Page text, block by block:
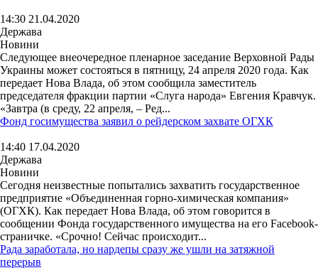
14:30 21.04.2020
Держава
Новини
Следующее внеочередное пленарное заседание Верховной Рады
Украины может состояться в пятницу, 24 апреля 2020 года. Как
передает Нова Влада, об этом сообщила заместитель
председателя фракции партии «Слуга народа» Евгения Кравчук.
«Завтра (в среду, 22 апреля, – Ред...
Фонд госимущества заявил о рейдерском захвате ОГХК
14:40 17.04.2020
Держава
Новини
Сегодня неизвестные попытались захватить государственное
предприятие «Объединенная горно-химическая компания»
(ОГХК). Как передает Нова Влада, об этом говорится в
сообщении Фонда государственного имущества на его Facebook-
страничке. «Срочно! Сейчас происходит...
Рада заработала, но нардепы сразу же ушли на затяжной
перерыв